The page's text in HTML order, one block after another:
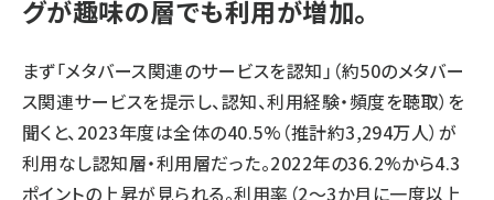
グが趣味の層でも利用が増加。
まず「メタバース関連のサービスを認知」（約50のメタバー
ス関連サービスを提示し、認知、利用経験・頻度を聴取）を
聞くと、2023年度は全体の40.5%（推計約3,294万人）が
利用なし認知層・利用層だった。2022年の36.2%から4.3
ポイントの上昇が見られる。利用率（2～3か月に一度以上